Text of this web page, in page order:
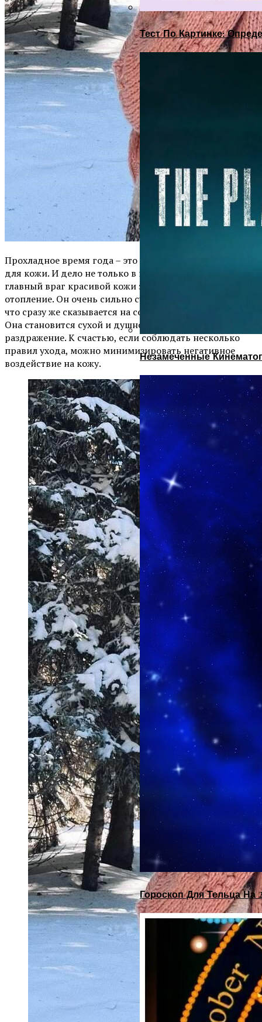
Тест По Картинке:
Незамеченные
Гороскоп Для Тельца На
Прохладное время года – это всегда большой стресс
для кожи. И дело не только в низких температурах,
главный враг красивой кожи зимой – центральное
отопление. Он очень сильно сушит воздух в квартире,
что сразу же сказывается на состоянии нашей кожи.
Она становится сухой и душной, часто возникает
раздражение. К счастью, если соблюдать несколько
правил ухода, можно минимизировать негативное
воздействие на кожу.